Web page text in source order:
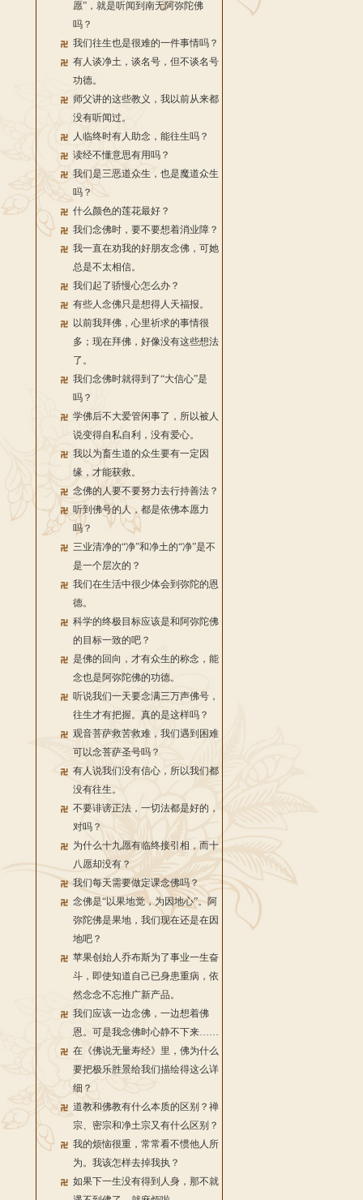
愿”，就是听闻到南无阿弥陀佛
吗？
我们往生也是很难的一件事情吗？
有人谈净土，谈名号，但不谈名号
功德。
师父讲的这些教义，我以前从来都
没有听闻过。
人临终时有人助念，能往生吗？
读经不懂意思有用吗？
我们是三恶道众生，也是魔道众生
吗？
什么颜色的莲花最好？
我们念佛时，要不要想着消业障？
我一直在劝我的好朋友念佛，可她
总是不太相信。
我们起了骄慢心怎么办？
有些人念佛只是想得人天福报。
以前我拜佛，心里祈求的事情很
多；现在拜佛，好像没有这些想法
了。
我们念佛时就得到了“大信心”是
吗？
学佛后不大爱管闲事了，所以被人
说变得自私自利，没有爱心。
我以为畜生道的众生要有一定因
缘，才能获救。
念佛的人要不要努力去行持善法？
听到佛号的人，都是依佛本愿力
吗？
三业清净的“净”和净土的“净”是不
是一个层次的？
我们在生活中很少体会到弥陀的恩
德。
科学的终极目标应该是和阿弥陀佛
的目标一致的吧？
是佛的回向，才有众生的称念，能
念也是阿弥陀佛的功德。
听说我们一天要念满三万声佛号，
往生才有把握。真的是这样吗？
观音菩萨救苦救难，我们遇到困难
可以念菩萨圣号吗？
有人说我们没有信心，所以我们都
没有往生。
不要诽谤正法，一切法都是好的，
对吗？
为什么十九愿有临终接引相，而十
八愿却没有？
我们每天需要做定课念佛吗？
念佛是“以果地觉，为因地心”。阿
弥陀佛是果地，我们现在还是在因
地吧？
苹果创始人乔布斯为了事业一生奋
斗，即使知道自己已身患重病，依
然念念不忘推广新产品。
我们应该一边念佛，一边想着佛
恩。可是我念佛时心静不下来……
在《佛说无量寿经》里，佛为什么
要把极乐胜景给我们描绘得这么详
细？
道教和佛教有什么本质的区别？禅
宗、密宗和净土宗又有什么区别？
我的烦恼很重，常常看不惯他人所
为。我该怎样去掉我执？
如果下一生没有得到人身，那不就